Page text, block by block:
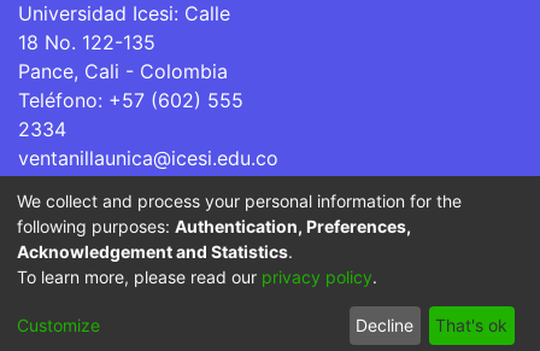
Universidad Icesi: Calle
18 No. 122-135
Pance, Cali - Colombia
Teléfono: +57 (602) 555
2334
ventanillaunica@icesi.edu.co
La Universidad Icesi es una Institución de Educación
Superior que se encuentra sujeta a inspección y vigilancia
por parte del Ministerio de Educación Nacional.
Cookie
End User
Agreement
Send
Feedback
We collect and process your personal information for the
following purposes: Authentication, Preferences,
Acknowledgement and Statistics.
To learn more, please read our privacy policy.
Customize Decline That's ok